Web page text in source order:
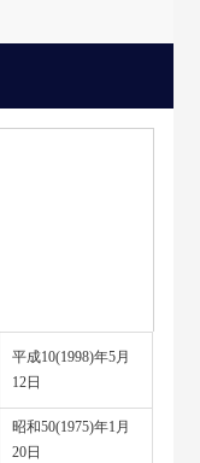
平成10(1998)年5月
12日
昭和50(1975)年1月
20日